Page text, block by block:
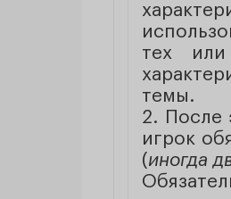
тех или
темы.
2. После
игрок
(иногда